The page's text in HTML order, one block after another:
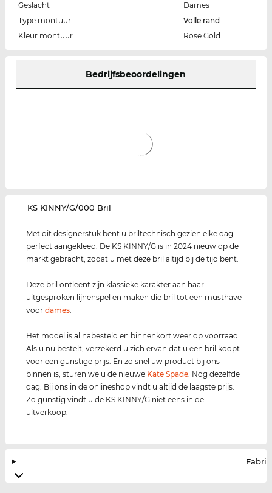
Geslacht
Dames
Type montuur
Volle rand
Kleur montuur
Rose Gold
Bedrijfsbeoordelingen
‌KS KINNY/G/000 Bril
Met dit designerstuk bent u briltechnisch gezien elke dag
perfect aangekleed. De KS KINNY/G is in 2024 nieuw op de
markt gebracht, zodat u met deze bril altijd bij de tijd bent.
Deze bril ontleent zijn klassieke karakter aan haar
uitgesproken lijnenspel en maken die bril tot een musthave
voordames
Het model is al nabesteld en binnenkort weer op voorraad.
Als u nu bestelt, verzekerd u zich ervan dat u een bril koopt
voor een gunstige prijs. En zo snel uw product bij ons
binnen is, sturen we u de nieuwe Kate Spade . Nog dezelfde
dag. Bij ons in de onlineshop vindt u altijd de laagste prijs.
Zo gunstig vindt u de KS KINNY/G niet eens in de
uitverkoop.